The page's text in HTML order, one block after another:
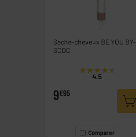
Sèche-cheveux BE YOU BY-
SCDC
★★★★★
★★★★★
4.5
9€95
Comparer